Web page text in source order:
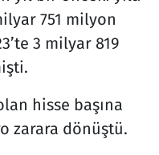
751 milyon
3 milyar 819
hisse başına
zarara dönüştü.